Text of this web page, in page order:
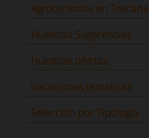
Agroturismos en Toscana
Nuestras Sugerencias
Nuestras ofertas
Vacaciones tematicas
Selección por Tipologia